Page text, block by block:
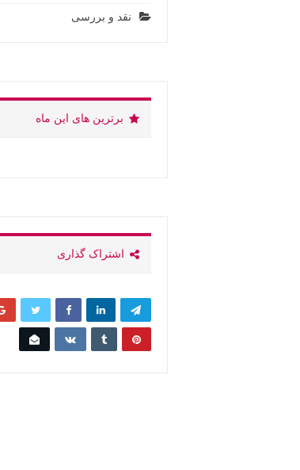
نقد و بررسی
برترین های این ماه
اشتراک گذاری